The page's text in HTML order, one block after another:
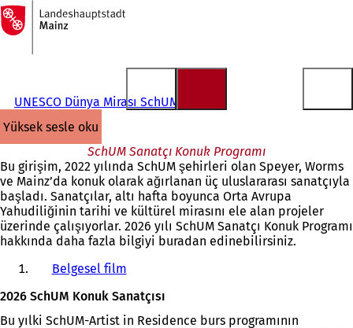
İçeriğe atla
Ana
sayfaya
UNESCO Dünya Mirası SchUM
yüksek sesle oku
SchUM Sanatçı Konuk Programı
Bu girişim, 2022 yılında SchUM şehirleri olan Speyer, Worms
ve Mainz’da konuk olarak ağırlanan üç uluslararası sanatçıyla
başladı. Sanatçılar, altı hafta boyunca Orta Avrupa
Yahudiliğinin tarihi ve kültürel mirasını ele alan projeler
üzerinde çalışıyorlar. 2026 yılı SchUM Sanatçı Konuk Programı
hakkında daha fazla bilgiyi buradan edinebilirsiniz.
Belgesel film
2026 SchUM Konuk Sanatçısı
Bu yılki SchUM-Artist in Residence burs programının